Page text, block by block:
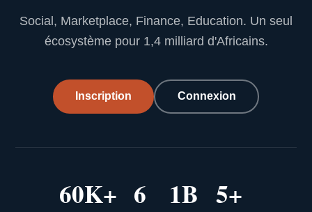
Social, Marketplace, Finance, Education. Un seul
écosystème pour 1,4 milliard d'Africains.
Inscription Connexion
60K+ 6 1B 5+